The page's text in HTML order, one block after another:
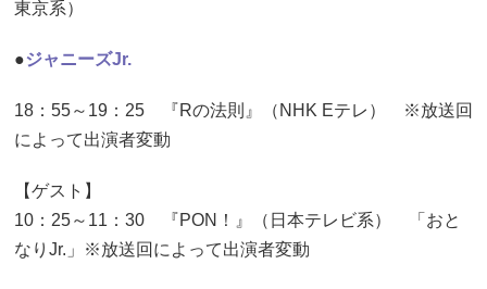
東京系）
●ジャニーズJr.
18：55～19：25 『Rの法則』（NHK Eテレ） ※放送回
によって出演者変動
【ゲスト】
10：25～11：30 『PON！』（日本テレビ系） 「おと
なりJr.」※放送回によって出演者変動